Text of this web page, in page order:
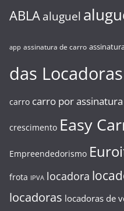
ABLA aluguel
app assinatura de carro
das
carro carro por assinatura
crescimento Easy
Empreendedorismo
frota IPVA locadora
locadoras locadoras de